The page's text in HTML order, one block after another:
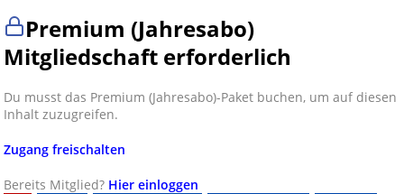
Premium (Jahresabo)
Mitgliedschaft erforderlich
Du musst das Premium (Jahresabo)-Paket buchen, um auf diesen
Inhalt zuzugreifen.
Zugang freischalten
Bereits Mitglied? Hier einloggen